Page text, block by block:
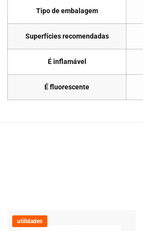
Tipo de embalagem
Superfícies recomendadas
É inflamável
É fluorescente
utilidades